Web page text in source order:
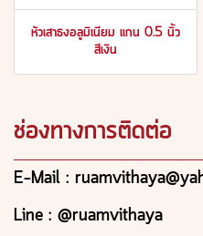
หัวเสาธงอลูมิเนียม แกน 0.5 นิ้ว
สีเงิน
ช่องทางการติดต่อ
E-Mail :
Line : @ruamvithaya